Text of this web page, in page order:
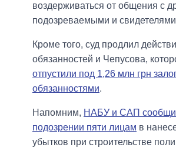
воздерживаться от общения с
подозреваемыми и
Кроме того, суд продлил
обязанностей и Чепусова,
отпустили под 1,26 млн грн
обязанностями.
Напомним, НАБУ и САП
подозрении пяти лицам в
убытков при строительстве